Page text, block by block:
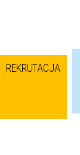
REKRUTACJA